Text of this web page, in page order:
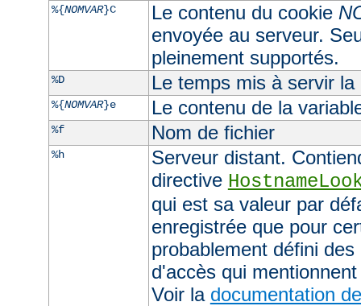
%{NOMVAR}C Le contenu du cookie
envoyée au serveur.
pleinement supportés.
%D Le temps mis à servir
%{NOMVAR}e Le contenu de la
%f Nom de fichier
%h
Serveur distant.
directive
qui est sa valeur par
enregistrée que pour
probablement défini
d'accès qui
Voir la documentation